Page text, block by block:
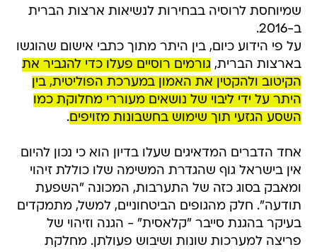
שמיוחסת לרוסיה בבחירות לנשיאות ארצות הברית
ב-2016.
על פי הידוע כיום, בין היתר מתוך כתבי אישום שהוגשו
בארצות הברית, גורמים רוסיים פעלו כדי להגביר את
הקיטוב ולהקטין את האמון במערכת הפוליטית, בין
היתר על ידי ליבוי של נושאים מעוררי מחלוקת כמו
השסע הגזעי תוך שימוש בחשבונות מזויפים.
אחד הדברים המדאיגים שעלו בדיון הוא כי נכון להיום
אין בישראל גוף שהגדרת המשימה שלו כוללת זיהוי
ומאבק בסוג כזה של התערבות, המכונה "השפעת
תודעה". חלק מהגופים הביטחוניים, למשל, מתמקדים
בעיקר בהגנת סייבר "קלאסית" - הגנה וזיהוי של
פריצה למערכות שונות ושיבוש פעולתן. מחלקת